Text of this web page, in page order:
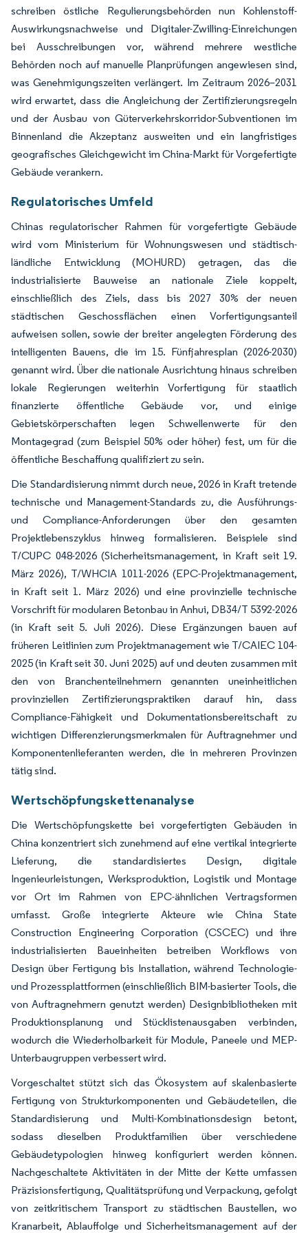
schreiben östliche Regulierungsbehörden nun Kohlenstoff-
Auswirkungsnachweise und Digitaler-Zwilling-Einreichungen
bei Ausschreibungen vor, während mehrere westliche
Behörden noch auf manuelle Planprüfungen angewiesen sind,
was Genehmigungszeiten verlängert. Im Zeitraum 2026–2031
wird erwartet, dass die Angleichung der Zertifizierungsregeln
und der Ausbau von Güterverkehrskorridor-Subventionen im
Binnenland die Akzeptanz ausweiten und ein langfristiges
geografisches Gleichgewicht im China-Markt für Vorgefertigte
Gebäude verankern.
Regulatorisches Umfeld
Chinas regulatorischer Rahmen für vorgefertigte Gebäude
wird vom Ministerium für Wohnungswesen und städtisch-
ländliche Entwicklung (MOHURD) getragen, das die
industrialisierte Bauweise an nationale Ziele koppelt,
einschließlich des Ziels, dass bis 2027 30% der neuen
städtischen Geschossflächen einen Vorfertigungsanteil
aufweisen sollen, sowie der breiter angelegten Förderung des
intelligenten Bauens, die im 15. Fünfjahresplan (2026-2030)
genannt wird. Über die nationale Ausrichtung hinaus schreiben
lokale Regierungen weiterhin Vorfertigung für staatlich
finanzierte öffentliche Gebäude vor, und einige
Gebietskörperschaften legen Schwellenwerte für den
Montagegrad (zum Beispiel 50% oder höher) fest, um für die
öffentliche Beschaffung qualifiziert zu sein.
Die Standardisierung nimmt durch neue, 2026 in Kraft tretende
technische und Management-Standards zu, die Ausführungs-
und Compliance-Anforderungen über den gesamten
Projektlebenszyklus hinweg formalisieren. Beispiele sind
T/CUPC 048-2026 (Sicherheitsmanagement, in Kraft seit 19.
März 2026), T/WHCIA 1011-2026 (EPC-Projektmanagement,
in Kraft seit 1. März 2026) und eine provinzielle technische
Vorschrift für modularen Betonbau in Anhui, DB34/T 5392-2026
(in Kraft seit 5. Juli 2026). Diese Ergänzungen bauen auf
früheren Leitlinien zum Projektmanagement wie T/CAIEC 104-
2025 (in Kraft seit 30. Juni 2025) auf und deuten zusammen mit
den von Branchenteilnehmern genannten uneinheitlichen
provinziellen Zertifizierungspraktiken darauf hin, dass
Compliance-Fähigkeit und Dokumentationsbereitschaft zu
wichtigen Differenzierungsmerkmalen für Auftragnehmer und
Komponentenlieferanten werden, die in mehreren Provinzen
tätig sind.
Wertschöpfungskettenanalyse
Die Wertschöpfungskette bei vorgefertigten Gebäuden in
China konzentriert sich zunehmend auf eine vertikal integrierte
Lieferung, die standardisiertes Design, digitale
Ingenieurleistungen, Werksproduktion, Logistik und Montage
vor Ort im Rahmen von EPC-ähnlichen Vertragsformen
umfasst. Große integrierte Akteure wie China State
Construction Engineering Corporation (CSCEC) und ihre
industrialisierten Baueinheiten betreiben Workflows von
Design über Fertigung bis Installation, während Technologie-
und Prozessplattformen (einschließlich BIM-basierter Tools, die
von Auftragnehmern genutzt werden) Designbibliotheken mit
Produktionsplanung und Stücklistenausgaben verbinden,
wodurch die Wiederholbarkeit für Module, Paneele und MEP-
Unterbaugruppen verbessert wird.
Vorgeschaltet stützt sich das Ökosystem auf skalenbasierte
Fertigung von Strukturkomponenten und Gebäudeteilen, die
Standardisierung und Multi-Kombinationsdesign betont,
sodass dieselben Produktfamilien über verschiedene
Gebäudetypologien hinweg konfiguriert werden können.
Nachgeschaltete Aktivitäten in der Mitte der Kette umfassen
Präzisionsfertigung, Qualitätsprüfung und Verpackung, gefolgt
von zeitkritischem Transport zu städtischen Baustellen, wo
Kranarbeit, Ablauffolge und Sicherheitsmanagement auf der